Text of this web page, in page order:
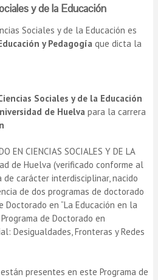
y de la Educación
Sociales y de la Educación es
y Pedagogía que dicta la
Sociales y de la Educación
de Huelva para la carrera
EN CIENCIAS SOCIALES Y DE LA
de Huelva (verificado conforme al
de carácter interdisciplinar, nacido
de dos programas de doctorado
en “La Educación en la
de Doctorado en
Desigualdades, Fronteras y Redes
presentes en este Programa de